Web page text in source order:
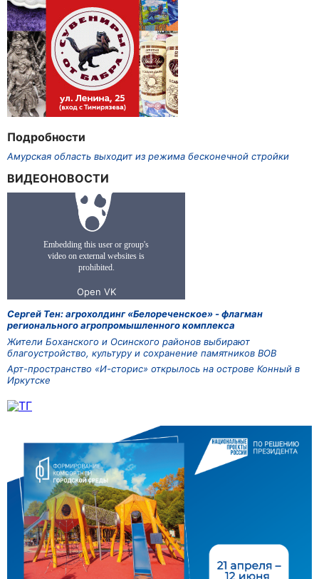
Подробности
Амурская область выходит из режима бесконечной стройки
ВИДЕОНОВОСТИ
Сергей Тен: агрохолдинг «Белореченское» - флагман
регионального агропромышленного комплекса
Жители Боханского и Осинского районов выбирают
благоустройство, культуру и сохранение памятников ВОВ
Арт-пространство «И-сторис» открылось на острове Конный в
Иркутске